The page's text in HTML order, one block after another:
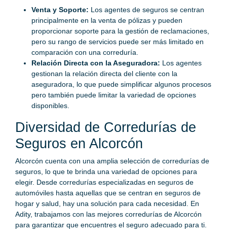
Venta y Soporte: Los agentes de seguros se centran
principalmente en la venta de pólizas y pueden
proporcionar soporte para la gestión de reclamaciones,
pero su rango de servicios puede ser más limitado en
comparación con una correduría.
Relación Directa con la Aseguradora: Los agentes
gestionan la relación directa del cliente con la
aseguradora, lo que puede simplificar algunos procesos
pero también puede limitar la variedad de opciones
disponibles.
Diversidad de Corredurías de
Seguros en Alcorcón
Alcorcón cuenta con una amplia selección de corredurías de
seguros, lo que te brinda una variedad de opciones para
elegir. Desde corredurías especializadas en seguros de
automóviles hasta aquellas que se centran en seguros de
hogar y salud, hay una solución para cada necesidad. En
Adity, trabajamos con las mejores corredurías de Alcorcón
para garantizar que encuentres el seguro adecuado para ti.